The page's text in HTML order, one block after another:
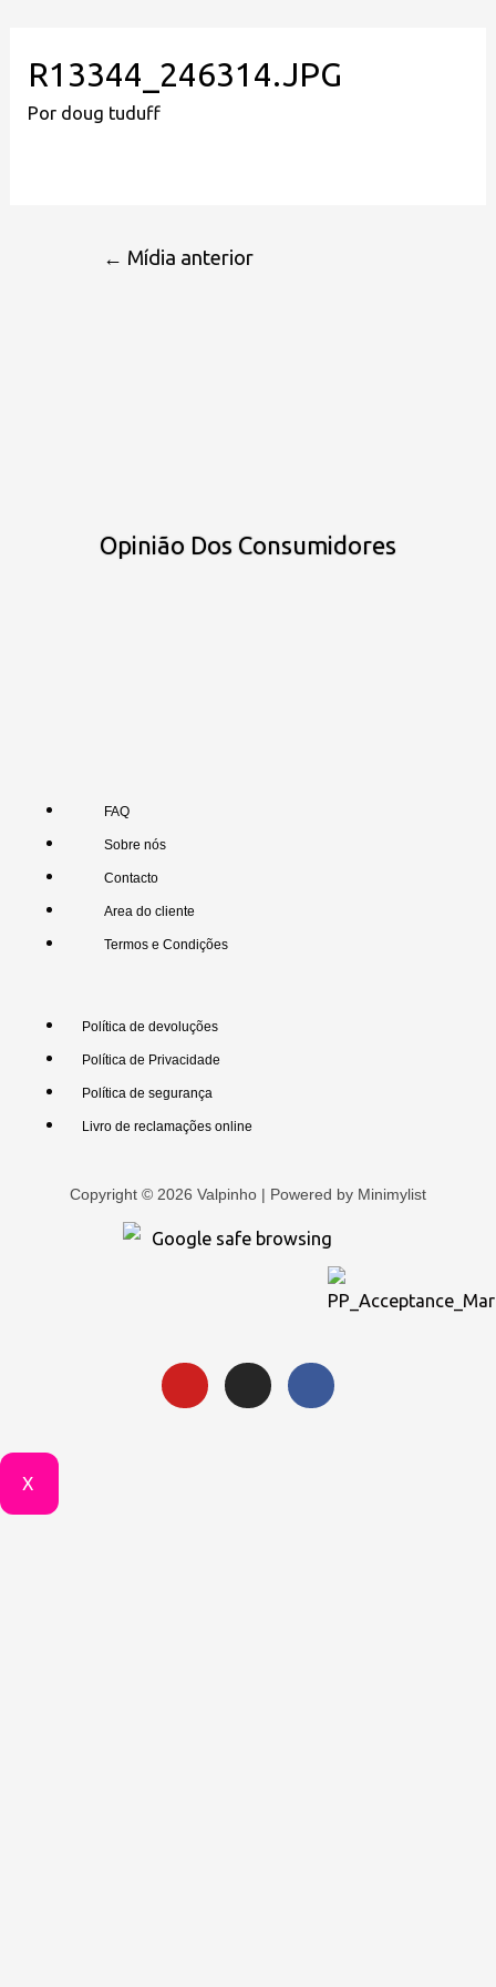
R13344_246314.JPG
Por doug tuduff
← Mídia anterior
Opinião Dos Consumidores
FAQ
Sobre nós
Contacto
Area do cliente
Termos e Condições
Política de devoluções
Política de Privacidade
Política de segurança
Livro de reclamações online
Copyright © 2026 Valpinho | Powered by Minimylist
X